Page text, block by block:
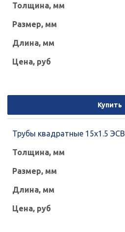
Купить
Трубы квадратные 15х1.5 ЭСВ